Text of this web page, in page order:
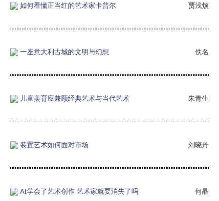
如何看懂正当红的艺术家卡普尔 贾浅烦
一座意大利古城的文明与幻想 佚名
儿童美育应兼顾经典艺术与当代艺术 朱青生
装置艺术如何面对市场 刘晓丹
AI学会了艺术创作 艺术家就要消失了吗 何晶